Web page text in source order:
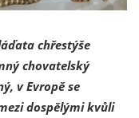
chřestýše
chovatelský
v Evropě se
dospělými kvůli